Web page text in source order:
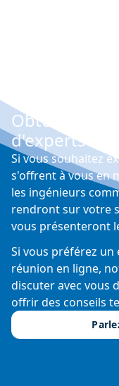
Obtenez
d'experts
Si vous souhaitez
s'offrent à vous en
les ingénieurs
rendront sur votre
vous présenteront
Si vous préférez
réunion en ligne,
discuter avec vous
offrir des conseils